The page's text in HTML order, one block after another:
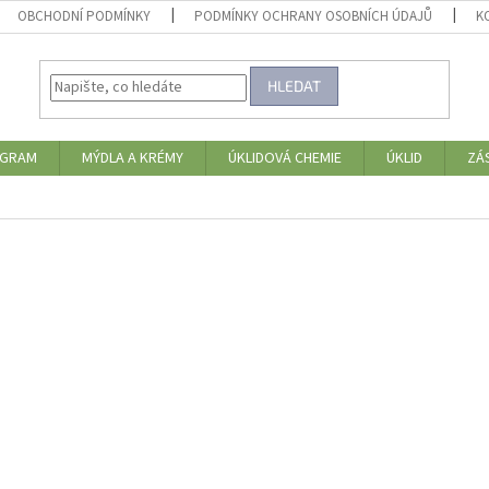
OBCHODNÍ PODMÍNKY PODMÍNKY OCHRANY OSOBNÍCH ÚDAJŮ
HLEDAT
MÝDLA A KRÉMY ÚKLIDOVÁ CHEMIE ÚKLID